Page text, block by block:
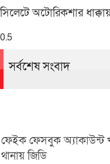
সিলেটে অটোরিকশার
সর্বশেষ সংবাদ
ফেইক ফেসবুক অ্যাকাউন্ট
থানায় জিডি